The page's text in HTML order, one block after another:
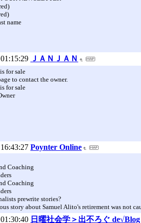
name
ＪＡＮＪＡＮ
for sale
to contact the owner.
for sale
Poynter Online
Coaching
Coaching
prewrite stories?
story about Samuel Alito's retirement was not
日曜社会学＞出不ろぐ de√Blog